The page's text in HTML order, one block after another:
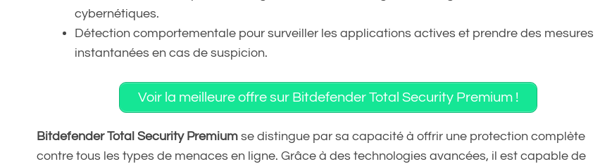
cybernétiques.
Détection comportementale pour surveiller les applications actives et prendre des mesures
instantanées en cas de suspicion.
Voir la meilleure offre sur Bitdefender Total Security Premium !
Bitdefender Total Security Premium se distingue par sa capacité à offrir une protection complète
contre tous les types de menaces en ligne. Grâce à des technologies avancées, il est capable de